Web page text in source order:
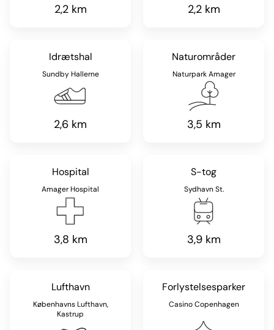
2,2 km 2,2 km
Idrætshal
Sundby Hallerne
2,6 km
Naturområder
Naturpark Amager
3,5 km
Hospital
Amager Hospital
3,8 km
S-tog
Sydhavn St.
3,9 km
Lufthavn
Københavns Lufthavn,
Kastrup
Forlystelsesparker
Casino Copenhagen